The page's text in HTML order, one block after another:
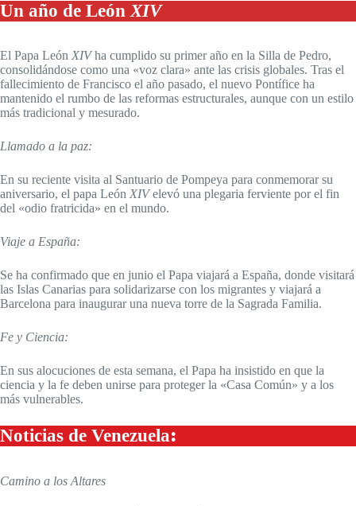
Un año de LeónXIV
El Papa LeónXIVha cumplido su primer año en la Silla de Pedro,
consolidándose como una «voz clara» ante las crisis globales. Tras el
fallecimiento de Francisco el año pasado, el nuevo Pontífice ha
mantenido el rumbo de las reformas estructurales, aunque con un estilo
más tradicional y mesurado.
Llamado a la paz:
En su reciente visita al Santuario de Pompeya para conmemorar su
aniversario, el papa LeónXIVelevó una plegaria ferviente por el fin
del «odio fratricida» en el mundo.
Viaje a España:
Se ha confirmado que en junio el Papa viajará a España, donde visitará
las Islas Canarias para solidarizarse con los migrantes y viajará a
Barcelona para inaugurar una nueva torre de la Sagrada Familia.
Fe y Ciencia:
En sus alocuciones de esta semana, el Papa ha insistido en que la
ciencia y la fe deben unirse para proteger la «Casa Común» y a los
más vulnerables.
Noticias de Venezuela:
Camino a los Altares